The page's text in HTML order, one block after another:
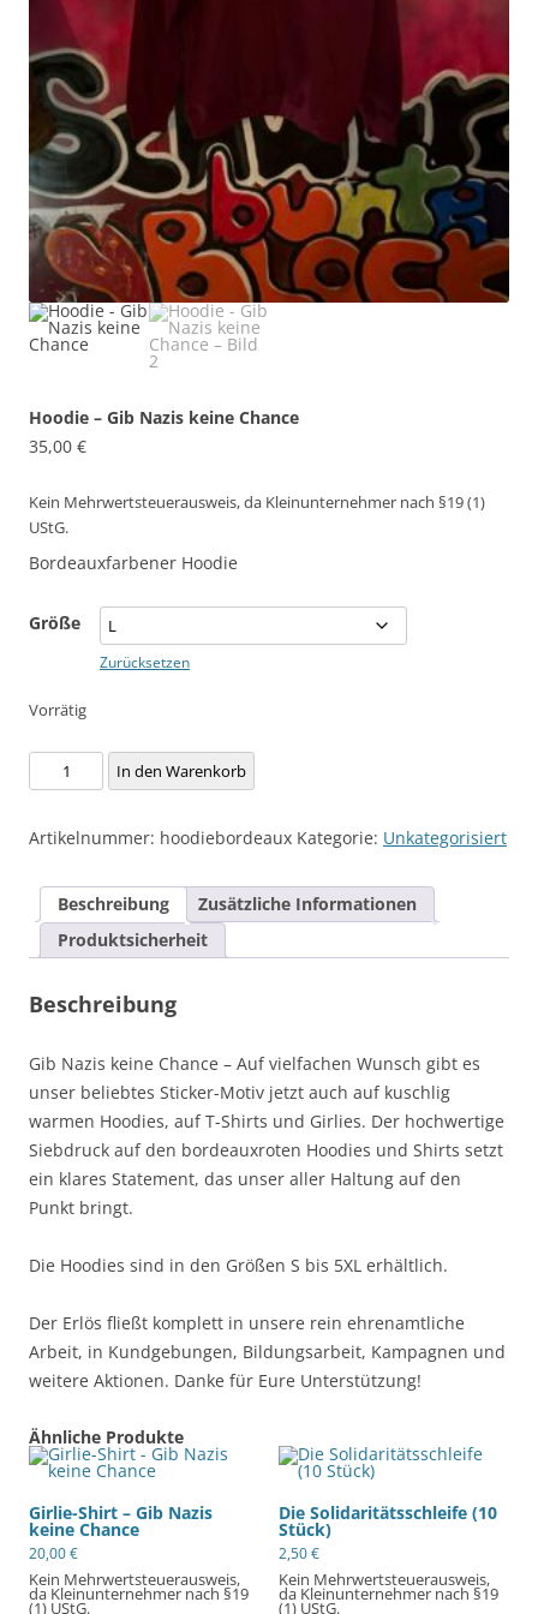
Hoodie – Gib Nazis keine Chance
35,00 €
Kein Mehrwertsteuerausweis, da Kleinunternehmer nach §19 (1)
UStG.
Bordeauxfarbener Hoodie
Größe
Zurücksetzen
Vorrätig
Hoodie
-
Nazis
Chance
Menge
In den Warenkorb
Artikelnummer: hoodiebordeaux Kategorie: Unkategorisiert
Beschreibung
Zusätzliche Informationen
Produktsicherheit
Beschreibung
Gib Nazis keine Chance – Auf vielfachen Wunsch gibt es
unser beliebtes Sticker-Motiv jetzt auch auf kuschlig
warmen Hoodies, auf T-Shirts und Girlies. Der hochwertige
Siebdruck auf den bordeauxroten Hoodies und Shirts setzt
ein klares Statement, das unser aller Haltung auf den
Punkt bringt.
Die Hoodies sind in den Größen S bis 5XL erhältlich.
Der Erlös fließt komplett in unsere rein ehrenamtliche
Arbeit, in Kundgebungen, Bildungsarbeit, Kampagnen und
weitere Aktionen. Danke für Eure Unterstützung!
Ähnliche Produkte
Girlie-Shirt – Gib Nazis
keine Chance
20,00€
Kein Mehrwertsteuerausweis,
da Kleinunternehmer nach §19
(1) UStG.
Die Solidaritätsschleife (10
Stück)
2,50€
Kein Mehrwertsteuerausweis,
da Kleinunternehmer nach §19
(1) UStG.